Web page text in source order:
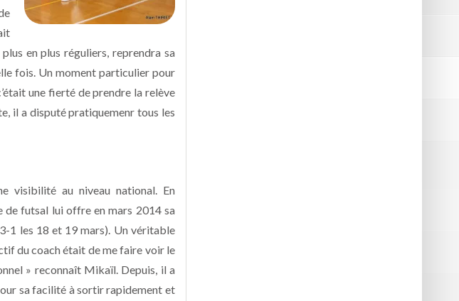
en plus réguliers, reprendra sa
fois. Un moment particulier pour
une fierté de prendre la relève
il a disputé pratiquemenr tous les
visibilité au niveau national. En
de futsal lui offre en mars 2014 sa
1 les 18 et 19 mars). Un véritable
du coach était de me faire voir le
» reconnaît Mikaïl. Depuis, il a
sa facilité à sortir rapidement et